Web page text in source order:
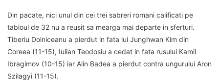
Din pacate, nici unul din cei trei sabreri romani calificati pe
tabloul de 32 nu a reusit sa mearga mai departe in sferturi.
Tiberiu Dolniceanu a pierdut in fata lui Junghwan Kim din
Coreea (11-15), Iulian Teodosiu a cedat in fata rusului Kamil
Ibragimov (10-15) iar Alin Badea a pierdut contra ungurului Aron
Szilagyi (11-15).